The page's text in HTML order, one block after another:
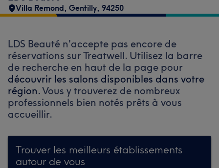
Villa Remond, Gentilly, 94250
LDS Beauté n'accepte pas encore de
réservations sur Treatwell. Utilisez la barre
de recherche en haut de la page pour
découvrir les salons disponibles dans votre
région.Vous y trouverez de nombreux
professionnels bien notés prêts à vous
accueillir.
Trouver les meilleurs établissements
autour de vous